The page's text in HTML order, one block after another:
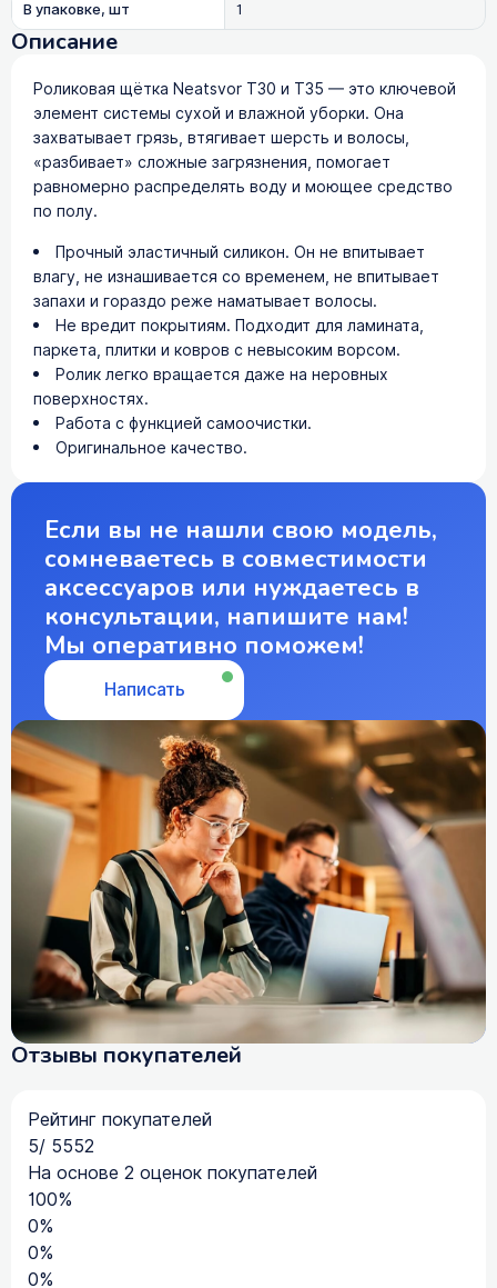
В упаковке, шт 1
Описание
Роликовая щётка Neatsvor T30 и T35 — это ключевой
элемент системы сухой и влажной уборки. Она
захватывает грязь, втягивает шерсть и волосы,
«разбивает» сложные загрязнения, помогает
равномерно распределять воду и моющее средство
по полу.
Прочный эластичный силикон. Он не впитывает
влагу, не изнашивается со временем, не впитывает
запахи и гораздо реже наматывает волосы.
Не вредит покрытиям. Подходит для ламината,
паркета, плитки и ковров с невысоким ворсом.
Ролик легко вращается даже на неровных
поверхностях.
Работа с функцией самоочистки.
Оригинальное качество.
Если вы не нашли свою модель,
сомневаетесь в совместимости
аксессуаров или нуждаетесь в
консультации, напишите нам!
Мы оперативно поможем!
Написать
Отзывы покупателей
Рейтинг покупателей
5/ 5552
На основе 2 оценок покупателей
100%
0%
0%
0%